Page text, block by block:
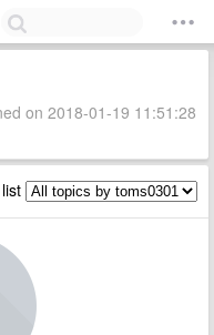
on 2018-01-19 11:51:28